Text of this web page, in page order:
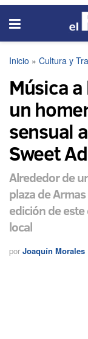
Inicio » Cultura y
Música
un
sensual
Sweet
Alrededor de
plaza de
edición de
local
por Joaquín Morales